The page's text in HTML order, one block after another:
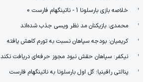
خلاصه بازی بارسلونا 1 - ناتینگهام فارست 0
محمدی: بازیکنان مد نظر ویسی جذب شده‌اند
کریمیان: بودجه سپاهان نسبت به تورم کاهش یافته
نیکفر: سپاهان حقش نبود مجوز حرفه‌ای دریافت نکند
پنالتی رافینیا؛ گل اول بارسلونا به ناتینگهام فارست